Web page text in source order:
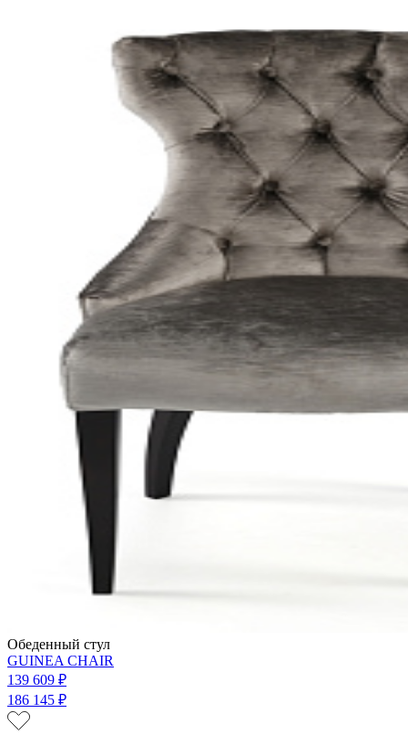
Обеденный стул
GUINEA CHAIR
139 609 ₽
186 145 ₽